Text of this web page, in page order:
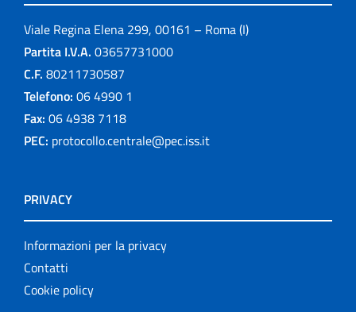
Viale Regina Elena 299, 00161 – Roma (I)
Partita I.V.A. 03657731000
C.F. 80211730587
Telefono: 06 4990 1
Fax: 06 4938 7118
PEC: protocollo.centrale@pec.iss.it
PRIVACY
Informazioni per la privacy
Contatti
Cookie policy